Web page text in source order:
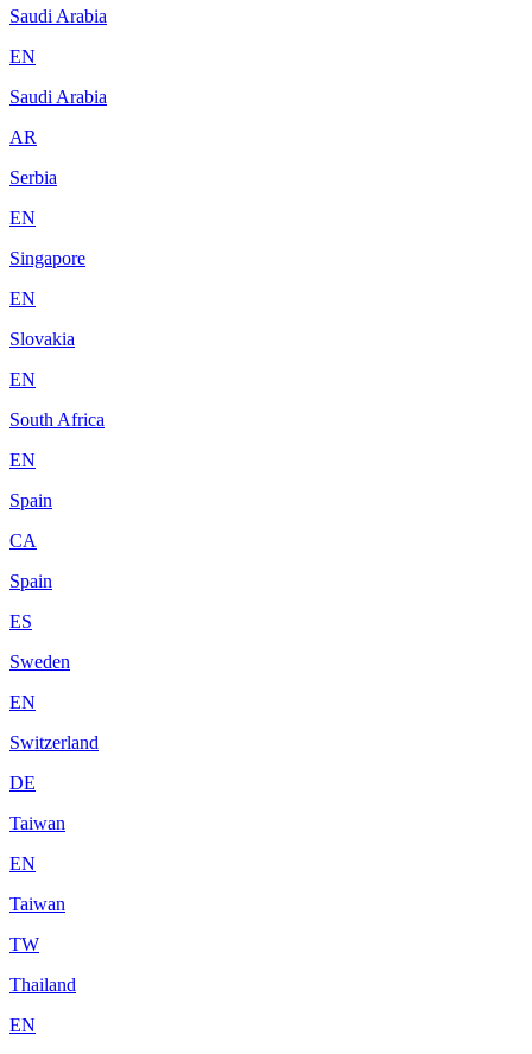
Saudi Arabia
EN
Saudi Arabia
AR
Serbia
EN
Singapore
EN
Slovakia
EN
South Africa
EN
Spain
CA
Spain
ES
Sweden
EN
Switzerland
DE
Taiwan
EN
Taiwan
TW
Thailand
EN